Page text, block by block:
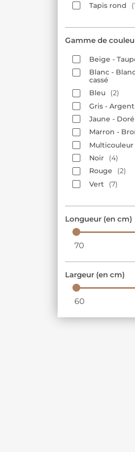
Tapis rond
Gamme de
Beige -
Blanc -
cassé
Bleu
2
Gris - Argent
Jaune - Doré
Marron -
Multicouleur
Noir
4
Rouge
2
Vert
7
Longueur (en cm)
70
Largeur (en cm)
60